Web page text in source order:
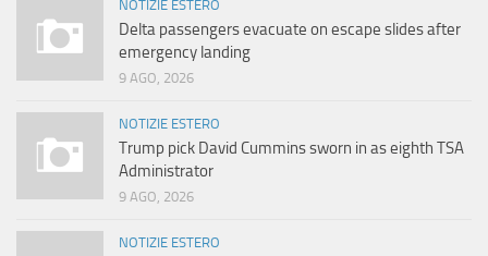
NOTIZIE ESTERO
Delta passengers evacuate on escape slides after
emergency landing
9 AGO, 2026
NOTIZIE ESTERO
Trump pick David Cummins sworn in as eighth TSA
Administrator
9 AGO, 2026
NOTIZIE ESTERO